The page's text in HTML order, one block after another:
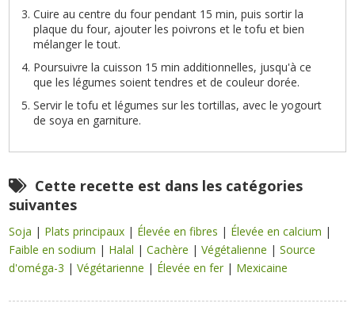
Cuire au centre du four pendant 15 min, puis sortir la
plaque du four, ajouter les poivrons et le tofu et bien
mélanger le tout.
Poursuivre la cuisson 15 min additionnelles, jusqu'à ce
que les légumes soient tendres et de couleur dorée.
Servir le tofu et légumes sur les tortillas, avec le yogourt
de soya en garniture.
Cette recette est dans les catégories
suivantes
Soja | Plats principaux | Élevée en fibres | Élevée en calcium |
Faible en sodium | Halal |Cachère |Végétalienne |Source
d'oméga-3 |Végétarienne | Élevée en fer | Mexicaine